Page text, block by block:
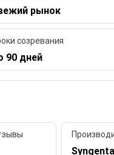
рынок
созревания
90 дней
Syngenta